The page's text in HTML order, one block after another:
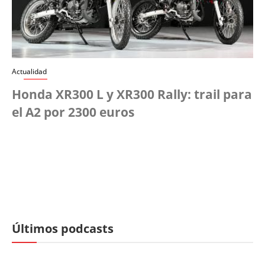
Actualidad
Honda XR300 L y XR300 Rally: trail para
el A2 por 2300 euros
Últimos podcasts